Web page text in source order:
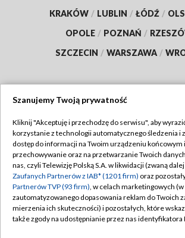
KRAKÓW / LUBLIN / ŁÓDŹ /
OPOLE / POZNAŃ /
SZCZECIN / WARSZAWA /
TVP
Abonament TVP
Emisja w TVP
Centrum informacji TVP
Naziemna Telewizja Cyfrowa
Regulamin TVP
Polityka prywatności
Moje zgody
Pomoc
Szanujemy Twoją prywatność
Kliknij "Akceptuję i przechodzę do serwisu", aby
korzystanie z technologii automatycznego śledzenia i
dostęp do informacji na Twoim urządzeniu końcowym
przechowywanie oraz na przetwarzanie Twoich
nas, czyli Telewizję Polską S.A. w likwidacji (zwaną
Zaufanych Partnerów z IAB* (1201 firm) oraz
Partnerów TVP (93 firm), w celach marketingowych
zautomatyzowanego dopasowania reklam do Twoich
mierzenia ich skuteczności) i pozostałych, które
także zgody na udostępnianie przez nas identyfikatora